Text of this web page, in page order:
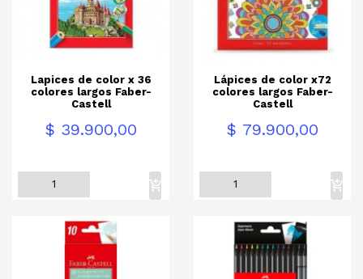
Lapices de color x 36
colores largos Faber-
Castell
Precio$ 39.900,00
Lápices de color x72
colores largos Faber-
Castell
Precio$ 79.900,00